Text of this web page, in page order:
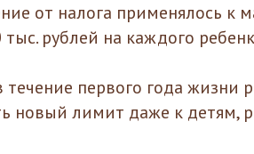
от налога применялось к
рублей на каждого
первого года жизни
новый лимит даже к детям,